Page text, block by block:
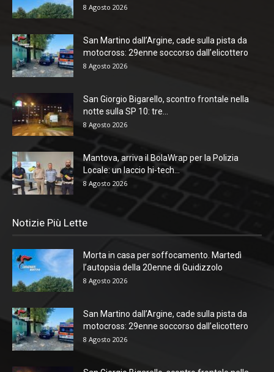
8 Agosto 2026
San Martino dall’Argine, cade sulla pista da
motocross: 29enne soccorso dall’elicottero
8 Agosto 2026
San Giorgio Bigarello, scontro frontale nella
notte sulla SP 10: tre...
8 Agosto 2026
Mantova, arriva il BolaWrap per la Polizia
Locale: un laccio hi-tech...
8 Agosto 2026
Notizie Più Lette
Morta in casa per soffocamento. Martedì
l’autopsia della 20enne di Guidizzolo
8 Agosto 2026
San Martino dall’Argine, cade sulla pista da
motocross: 29enne soccorso dall’elicottero
8 Agosto 2026